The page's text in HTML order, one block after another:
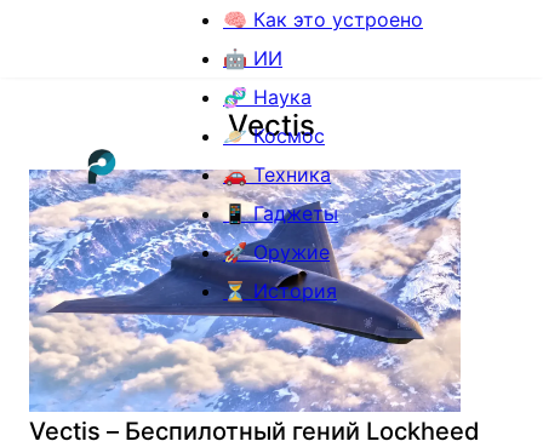
🧠 Как это устроено
🤖 ИИ
🧬 Наука
🪐 Космос
🚗 Техника
📱 Гаджеты
🚀 Оружие
⏳ История
Vectis
Vectis – Беспилотный гений Lockheed